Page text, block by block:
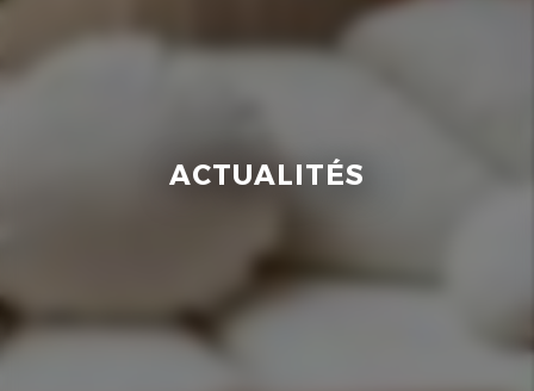
ACTUALITÉS